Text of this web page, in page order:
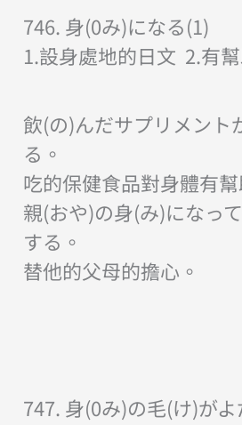
746. 身(0み)になる(1)
1.設身處地的日文 2.有
飲(の)んだサプリメント
る。
吃的保健食品對身體有幫
親(おや)の身(み)になっ
する。
替他的父母的擔心。
747. 身(0み)の毛(け)が